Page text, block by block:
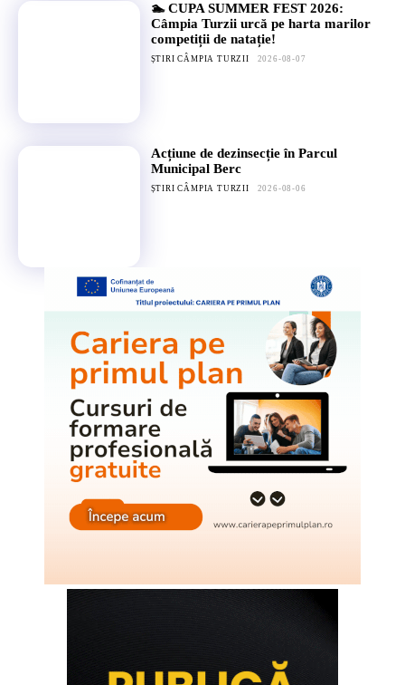
🏊 CUPA SUMMER FEST 2026:
Câmpia Turzii urcă pe harta marilor
competiții de natație!
ȘTIRI CÂMPIA TURZII 2026-08-07
Acțiune de dezinsecție în Parcul
Municipal Berc
ȘTIRI CÂMPIA TURZII 2026-08-06